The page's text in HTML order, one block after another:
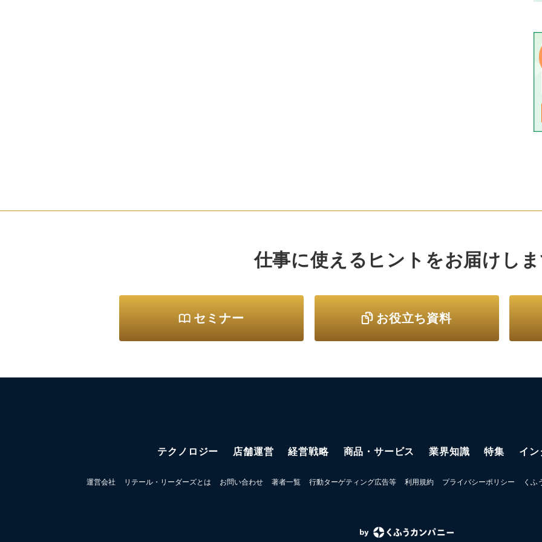
仕事に使えるヒントをお届けし
セミナー お役立ち資料
テクノロジー 店舗運営 経営戦略 商品・サービス 業界知識 特集 イン
運営会社 リテール・リーダーズとは お問い合わせ 著者一覧 行動ターゲティング広告等 利用規約 プライバシーポリシー くふ